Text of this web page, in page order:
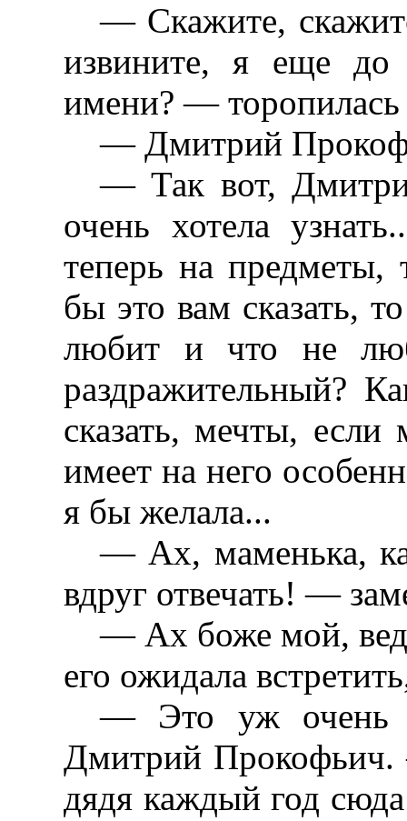
— Скажите,
извините, я еще
имени? — торопилась
— Дмитрий
— Так вот,
очень хотела
теперь на предметы,
бы это вам сказать,
любит и что не
раздражительный?
сказать, мечты,
имеет на него
я бы желала...
— Ах, маменька,
вдруг отвечать! —
— Ах боже мой,
его ожидала
— Это уж очень
Дмитрий
дядя каждый год